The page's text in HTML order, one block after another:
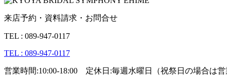
来店予約・資料請求・お問合せ
TEL : 089-947-0117
TEL : 089-947-0117
営業時間:10:00-18:00 定休日:毎週水曜日（祝祭日の場合は営